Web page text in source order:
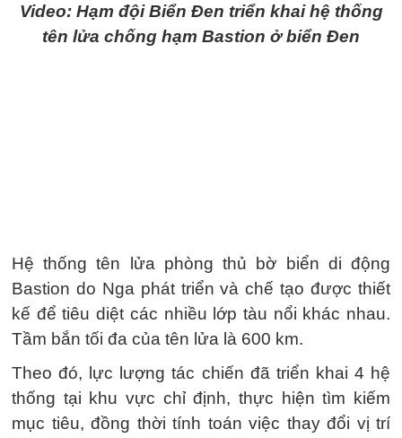
Video: Hạm đội Biển Đen triển khai hệ thống
tên lửa chống hạm Bastion ở biển Đen
Hệ thống tên lửa phòng thủ bờ biển di động
Bastion do Nga phát triển và chế tạo được thiết
kế để tiêu diệt các nhiều lớp tàu nổi khác nhau.
Tầm bắn tối đa của tên lửa là 600 km.
Theo đó, lực lượng tác chiến đã triển khai 4 hệ
thống tại khu vực chỉ định, thực hiện tìm kiếm
mục tiêu, đồng thời tính toán việc thay đổi vị trí